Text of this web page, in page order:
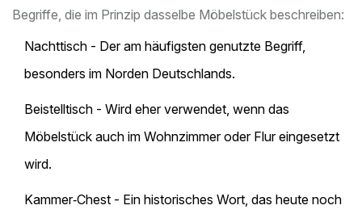
Begriffe, die im Prinzip dasselbe Möbelstück beschreiben:
Nachttisch - Der am häufigsten genutzte Begriff,
besonders im Norden Deutschlands.
Beistelltisch - Wird eher verwendet, wenn das
Möbelstück auch im Wohnzimmer oder Flur eingesetzt
wird.
Kammer‑Chest - Ein historisches Wort, das heute noch